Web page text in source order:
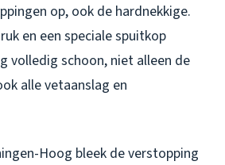
op, ook de hardnekkige.
en een speciale spuitkop
volledig schoon, niet alleen de
alle vetaanslag en
Hoog bleek de verstopping